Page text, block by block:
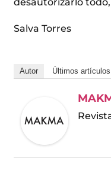
Salva Torres
Autor Últimos artículos